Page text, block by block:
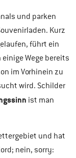
und parken
Kurz
führt ein
Wege bereits
im Vorhinein zu
wird. Schilder
ist man
und hat
nein, sorry: